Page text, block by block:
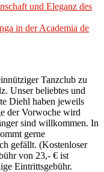
und Eleganz des
in der Academia de
Tanzclub zu
Unser beliebtes und
Diehl haben jeweils
der Vorwoche wird
sind willkommen. In
gerne
gefällt. (Kostenloser
von 23,- € ist
Eintrittsgebühr.